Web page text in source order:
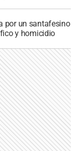
por un santafesino
y homicidio